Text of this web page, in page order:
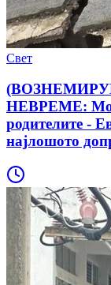
Свет
НЕВРЕМЕ:
родителитe -
најлошото